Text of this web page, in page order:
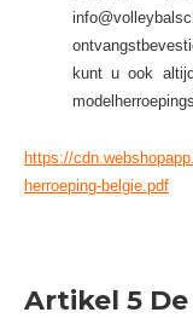
kunt u ook
https://
herroeping-belgie.pdf
Artikel 5